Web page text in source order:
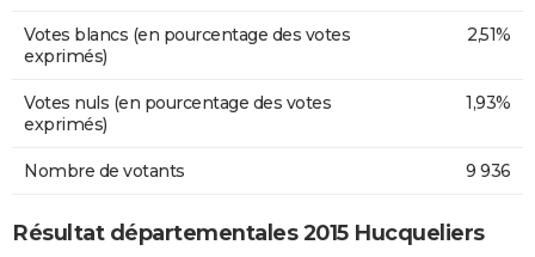
Votes blancs (en pourcentage des votes
exprimés)
2,51%
Votes nuls (en pourcentage des votes
exprimés)
1,93%
Nombre de votants 9 936
Résultat départementales 2015 Hucqueliers